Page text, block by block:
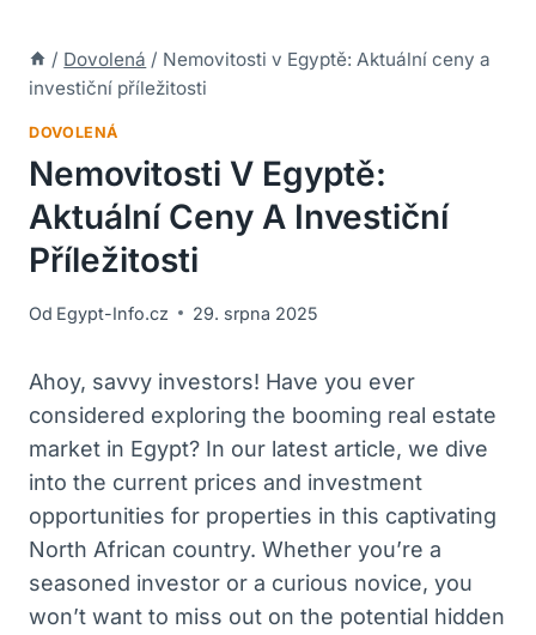
/ Dovolená / Nemovitosti v Egyptě: Aktuální ceny a
investiční příležitosti
DOVOLENÁ
Nemovitosti V Egyptě:
Aktuální Ceny A Investiční
Příležitosti
Od Egypt-Info.cz 29. srpna 2025
Ahoy, savvy investors! Have ⁣you ever⁢
considered exploring the booming real estate‍
market⁤ in Egypt?‌ In our latest article, we dive‍
into the current ‌prices and ‍investment⁤
opportunities ‌for properties in ⁣this captivating
North⁢ African country. ‍Whether you’re a
seasoned investor or ⁣a curious novice, you
won’t⁣ want to miss​ out on the potential hidden